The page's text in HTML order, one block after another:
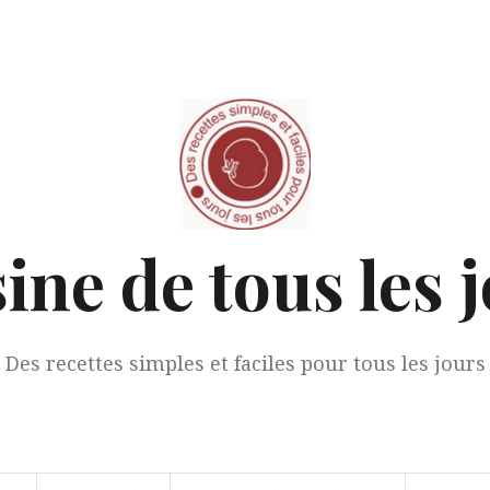
de tous les
Des recettes simples et faciles pour tous les jours